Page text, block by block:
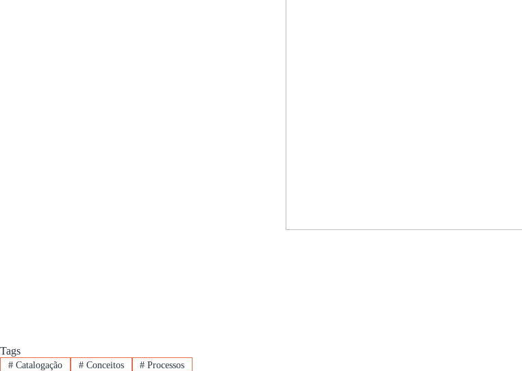
Tags
#Catalogação #Conceitos # Processos